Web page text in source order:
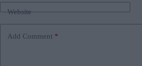
Website
Add Comment *